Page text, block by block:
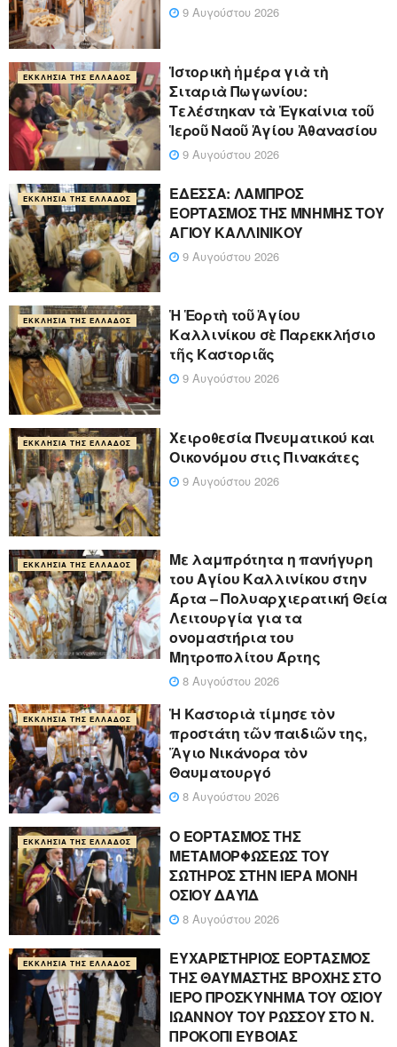
9 Αυγούστου 2026
ΕΚΚΛΗΣΊΑ ΤΗΣ ΕΛΛΆΔΟΣ
Ἱστορικὴ ἡμέρα γιὰ τὴ
Σιταριὰ Πωγωνίου:
Τελέστηκαν τὰ Ἐγκαίνια τοῦ
Ἱεροῦ Ναοῦ Ἁγίου Ἀθανασίου
9 Αυγούστου 2026
ΕΚΚΛΗΣΊΑ ΤΗΣ ΕΛΛΆΔΟΣ
ΕΔΕΣΣΑ: ΛΑΜΠΡΟΣ
ΕΟΡΤΑΣΜΟΣ ΤΗΣ ΜΝΗΜΗΣ ΤΟΥ
ΑΓΙΟΥ ΚΑΛΛΙΝΙΚΟΥ
9 Αυγούστου 2026
ΕΚΚΛΗΣΊΑ ΤΗΣ ΕΛΛΆΔΟΣ
Ἡ Ἑορτὴ τοῦ Ἁγίου
Καλλινίκου σὲ Παρεκκλήσιο
τῆς Καστοριᾶς
9 Αυγούστου 2026
ΕΚΚΛΗΣΊΑ ΤΗΣ ΕΛΛΆΔΟΣ
Χειροθεσία Πνευματικού και
Οικονόμου στις Πινακάτες
9 Αυγούστου 2026
ΕΚΚΛΗΣΊΑ ΤΗΣ ΕΛΛΆΔΟΣ
Με λαμπρότητα η πανήγυρη
του Αγίου Καλλινίκου στην
Άρτα – Πολυαρχιερατική Θεία
Λειτουργία για τα
ονομαστήρια του
Μητροπολίτου Άρτης
8 Αυγούστου 2026
ΕΚΚΛΗΣΊΑ ΤΗΣ ΕΛΛΆΔΟΣ
Ἡ Καστοριὰ τίμησε τὸν
προστάτη τῶν παιδιῶν της,
Ἅγιο Νικάνορα τὸν
Θαυματουργό
8 Αυγούστου 2026
ΕΚΚΛΗΣΊΑ ΤΗΣ ΕΛΛΆΔΟΣ
Ο ΕΟΡΤΑΣΜΟΣ ΤΗΣ
ΜΕΤΑΜΟΡΦΩΣΕΩΣ ΤΟΥ
ΣΩΤΗΡΟΣ ΣΤΗΝ ΙΕΡΑ ΜΟΝΗ
ΟΣΙΟΥ ΔΑΥΪΔ
8 Αυγούστου 2026
ΕΚΚΛΗΣΊΑ ΤΗΣ ΕΛΛΆΔΟΣ
ΕΥΧΑΡΙΣΤΗΡΙΟΣ ΕΟΡΤΑΣΜΟΣ
ΤΗΣ ΘΑΥΜΑΣΤΗΣ ΒΡΟΧΗΣ ΣΤΟ
ΙΕΡΟ ΠΡΟΣΚΥΝΗΜΑ ΤΟΥ ΟΣΙΟΥ
ΙΩΑΝΝΟΥ ΤΟΥ ΡΩΣΣΟΥ ΣΤΟ Ν.
ΠΡΟΚΟΠΙ ΕΥΒΟΙΑΣ